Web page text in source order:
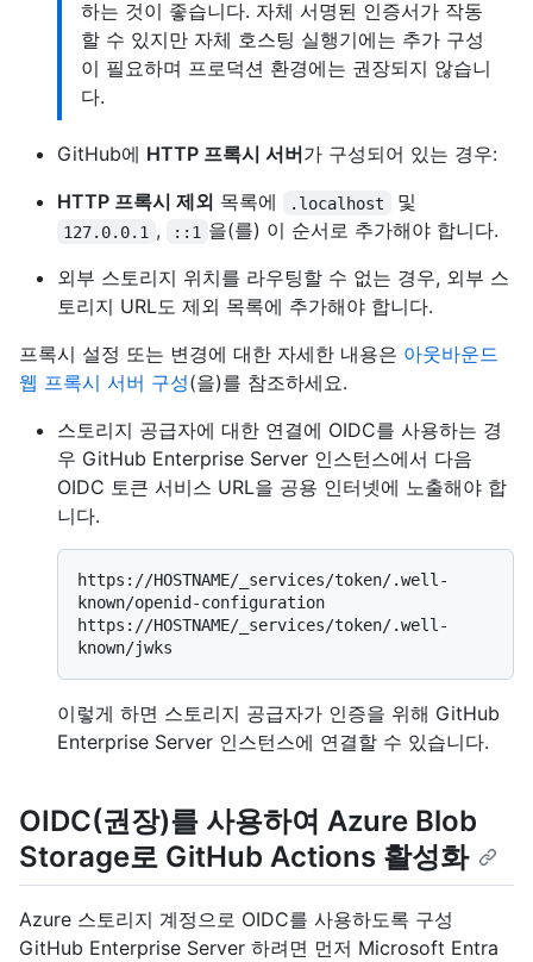
하는 것이 좋습니다. 자체 서명된 인증서가 작동
할 수 있지만 자체 호스팅 실행기에는 추가 구성
이 필요하며 프로덕션 환경에는 권장되지 않습니
다.
GitHub에 HTTP 프록시 서버가 구성되어 있는 경우:
HTTP 프록시 제외 목록에 .localhost 및
127.0.0.1 , ::1 을(를) 이 순서로 추가해야 합니다.
외부 스토리지 위치를 라우팅할 수 없는 경우, 외부 스
토리지 URL도 제외 목록에 추가해야 합니다.
프록시 설정 또는 변경에 대한 자세한 내용은 아웃바운드
웹 프록시 서버 구성(을)를 참조하세요.
스토리지 공급자에 대한 연결에 OIDC를 사용하는 경
우 GitHub Enterprise Server 인스턴스에서 다음
OIDC 토큰 서비스 URL을 공용 인터넷에 노출해야 합
니다.
https://HOSTNAME/_services/token/.well-
known/openid-configuration
https://HOSTNAME/_services/token/.well-
이렇게 하면 스토리지 공급자가 인증을 위해 GitHub
Enterprise Server 인스턴스에 연결할 수 있습니다.
OIDC(권장)를 사용하여 Azure Blob
Storage로 GitHub Actions 활성화
Azure 스토리지 계정으로 OIDC를 사용하도록 구성
GitHub Enterprise Server 하려면 먼저 Microsoft Entra